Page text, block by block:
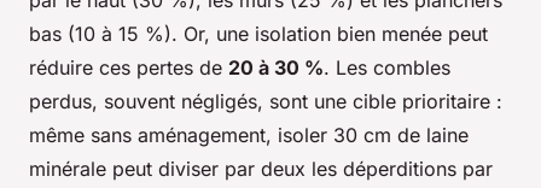
bas (10 à 15 %). Or, une isolation bien menée peut
réduire ces pertes de 20 à 30 %. Les combles
perdus, souvent négligés, sont une cible prioritaire :
même sans aménagement, isoler 30 cm de laine
minérale peut diviser par deux les déperditions par